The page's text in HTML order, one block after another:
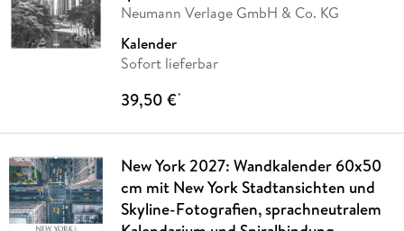
Neumann Verlage GmbH & Co. KG
Kalender
Sofort lieferbar
39,50 €*
New York 2027: Wandkalender 60x50
cm mit New York Stadtansichten und
Skyline-Fotografien, sprachneutralem